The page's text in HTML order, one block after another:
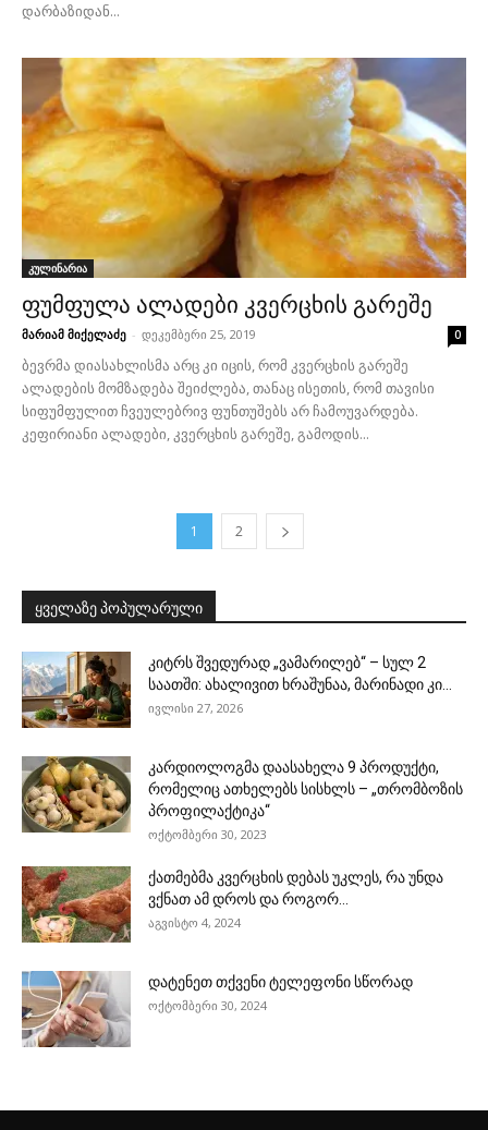
დარბაზიდან...
კულინარია
ფუმფულა ალადები კვერცხის გარეშე
მარიამ მიქელაძე - დეკემბერი 25, 2019 0
ბევრმა დიასახლისმა არც კი იცის, რომ კვერცხის გარეშე
ალადების მომზადება შეიძლება, თანაც ისეთის, რომ თავისი
სიფუმფულით ჩვეულებრივ ფუნთუშებს არ ჩამოუვარდება.
კეფირიანი ალადები, კვერცხის გარეშე, გამოდის...
1 2
ყველაზე პოპულარული
კიტრს შვედურად „ვამარილებ“ – სულ 2
საათში: ახალივით ხრაშუნაა, მარინადი კი...
ივლისი 27, 2026
კარდიოლოგმა დაასახელა 9 პროდუქტი,
რომელიც ათხელებს სისხლს – „თრომბოზის
პროფილაქტიკა“
ოქტომბერი 30, 2023
ქათმებმა კვერცხის დებას უკლეს, რა უნდა
ვქნათ ამ დროს და როგორ...
აგვისტო 4, 2024
დატენეთ თქვენი ტელეფონი სწორად
ოქტომბერი 30, 2024